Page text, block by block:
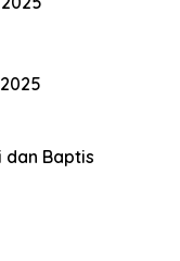
dan Baptis